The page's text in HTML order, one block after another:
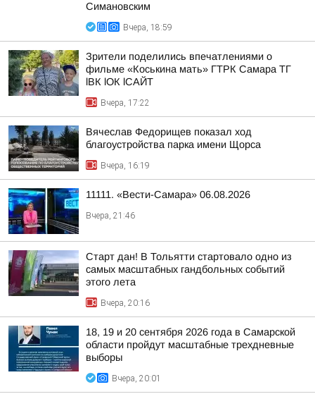
Симановским
Вчера, 18:59
Зрители поделились впечатлениями о
фильме «Коськина мать» ГТРК Самара ТГ
lВК lОК lСАЙТ
Вчера, 17:22
Вячеслав Федорищев показал ход
благоустройства парка имени Щорса
Вчера, 16:19
11111. «Вести-Самара» 06.08.2026
Вчера, 21:46
Старт дан! В Тольятти стартовало одно из
самых масштабных гандбольных событий
этого лета
Вчера, 20:16
18, 19 и 20 сентября 2026 года в Самарской
области пройдут масштабные трехдневные
выборы
Вчера, 20:01